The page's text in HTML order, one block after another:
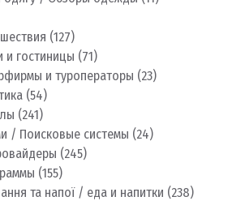
(127)
и гостиницы (71)
и туроператоры (23)
(54)
(241)
/ Поисковые системы (24)
(245)
(155)
та напої / еда и напитки (238)